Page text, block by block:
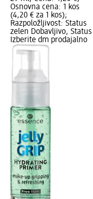
Osnovna cena: 1 kos
(4,20 € za 1 kos);
Razpoložljivost: Status
zelen Dobavljivo,
Izberite dm prodajalno